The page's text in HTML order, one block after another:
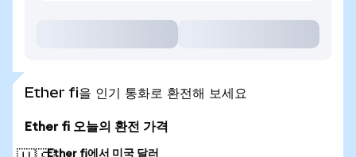
Ether fi을 인기 통화로 환전해 보세요
Ether fi 오늘의 환전 가격
Ether fi에서 미국 달러